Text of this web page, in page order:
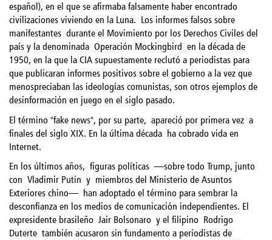
español), en el que se afirmaba falsamente haber encontrado
civilizaciones viviendo en la Luna. Los informes falsos sobre
manifestantes durante el Movimiento por los Derechos Civiles del
país y la denominada Operación Mockingbird en la década de
1950, en la que la CIA supuestamente reclutó a periodistas para
que publicaran informes positivos sobre el gobierno a la vez que
menospreciaban las ideologías comunistas, son otros ejemplos de
desinformación en juego en el siglo pasado.
El término "fake news", por su parte, apareció por primera vez a
finales del siglo XIX. En la última década ha cobrado vida en
Internet.
En los últimos años, figuras políticas—sobre todo Trump, junto
con Vladimir Putin y miembros del Ministerio de Asuntos
Exteriores chino—han adoptado el término para sembrar la
desconfianza en los medios de comunicación independientes. El
expresidente brasileño Jair Bolsonaro y el filipino Rodrigo
Duterte también acusaron sin fundamento a periodistas de